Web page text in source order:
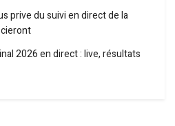
prive du suivi en direct de la
2026 en direct : live, résultats